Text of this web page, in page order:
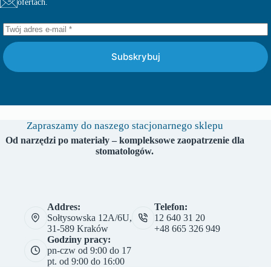
Subskrybuj
Zapraszamy do naszego stacjonarnego sklepu
Od narzędzi po materiały – kompleksowe zaopatrzenie dla
stomatologów.
Addres:
Sołtysowska 12A/6U,
31-589 Kraków
Telefon:
12 640 31 20
+48 665 326 949
Godziny pracy:
pn-czw od 9:00 do 17
pt. od 9:00 do 16:00